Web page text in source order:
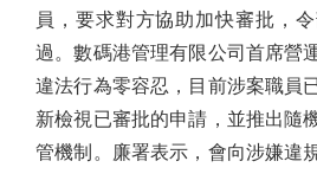
員，要求對方協助加快審批，
過。數碼港管理有限公司首席營
違法行為零容忍，目前涉案職員
新檢視已審批的申請，並推出隨
管機制。廉署表示，會向涉嫌違